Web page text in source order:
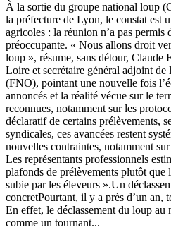
À la sortie du groupe national loup
la préfecture de Lyon, le constat est
agricoles : la réunion n’a pas permis
préoccupante. « Nous allons droit
loup », résume, sans détour, Claude
Loire et secrétaire général adjoint
(FNO), pointant une nouvelle fois
annoncés et la réalité vécue sur le
reconnues, notamment sur les
déclaratif de certains prélèvements,
syndicales, ces avancées restent
nouvelles contraintes, notamment
Les représentants professionnels
plafonds de prélèvements plutôt que
subie par les éleveurs ».Un
concretPourtant, il y a près d’un an,
En effet, le déclassement du loup au
comme un tournant...